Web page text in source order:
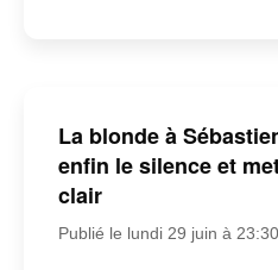
La blonde à
enfin le silence et
clair
Publié le lundi 29 juin à 23:30